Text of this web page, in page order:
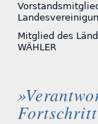
Mitglied des
WÄHLER